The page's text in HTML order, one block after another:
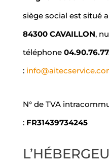
siège social est situé
84300 CAVAILLON,
téléphone
:
N° de TVA
: FR31439734245